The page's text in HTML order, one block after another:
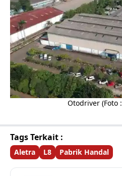
Otodriver (Foto
Tags Terkait :
Aletra L8 Pabrik Handal